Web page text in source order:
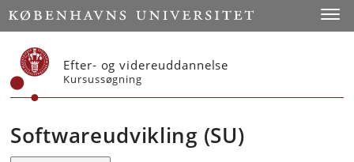
Start
Efter- og videreuddannelse
Kursussøgning
Softwareudvikling (SU)